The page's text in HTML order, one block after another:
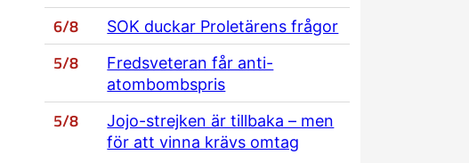
6/8 SOK duckar Proletärens frågor
5/8
Fredsveteran får anti-
atombombspris
5/8
Jojo-strejken är tillbaka – men
för att vinna krävs omtag